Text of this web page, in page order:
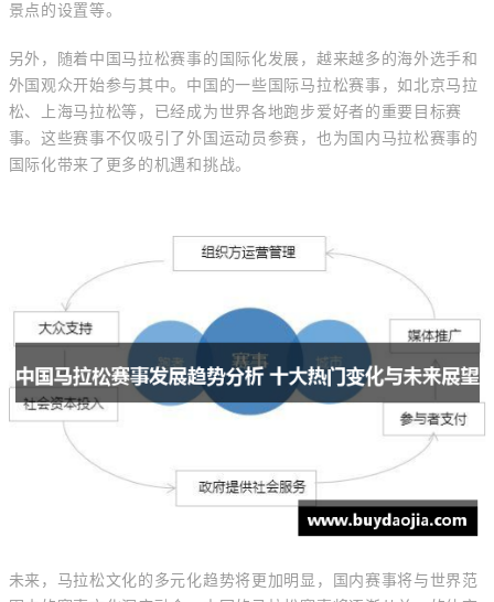
景点的设置等。
另外，随着中国马拉松赛事的国际化发展，越来越多的海外选手和
外国观众开始参与其中。中国的一些国际马拉松赛事，如北京马拉
松、上海马拉松等，已经成为世界各地跑步爱好者的重要目标赛
事。这些赛事不仅吸引了外国运动员参赛，也为国内马拉松赛事的
国际化带来了更多的机遇和挑战。
未来，马拉松文化的多元化趋势将更加明显，国内赛事将与世界范